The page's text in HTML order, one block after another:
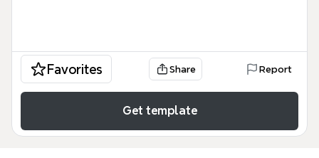
Favorites Share Report
Get template